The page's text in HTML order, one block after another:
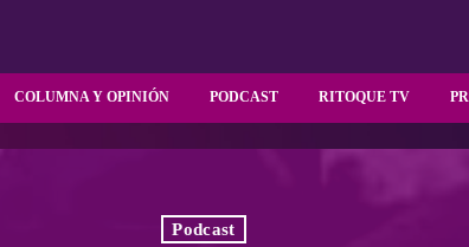
COLUMNA Y OPINIÓN PODCAST RITOQUE TV
Podcast